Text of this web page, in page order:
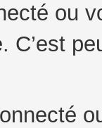
ou
C’est